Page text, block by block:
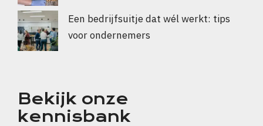
Een bedrijfsuitje dat wél werkt: tips
voor ondernemers
Bekijk onze
kennisbank